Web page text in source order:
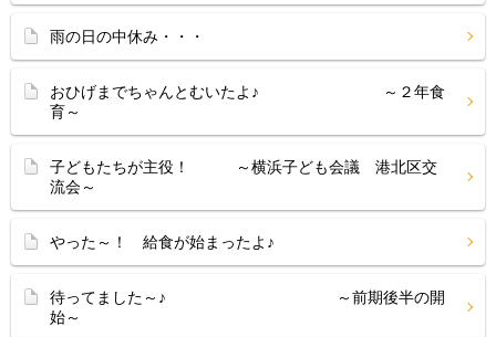
雨の日の中休み・・・
おひげまでちゃんとむいたよ♪ ～２年食
育～
子どもたちが主役！ ～横浜子ども会議 港北区交
流会～
やった～！ 給食が始まったよ♪
待ってました～♪ ～前期後半の開
始～